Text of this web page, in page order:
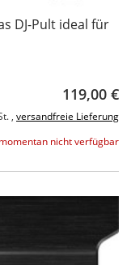
DJ-Pult ideal für
119,00 €
, versandfreie Lieferung
momentan nicht verfügbar